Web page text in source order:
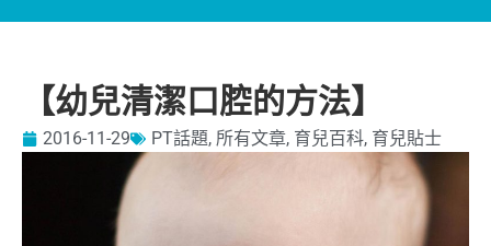
【幼兒清潔口腔的方法】
2016-11-29 PT話題, 所有文章, 育兒百科, 育兒貼士